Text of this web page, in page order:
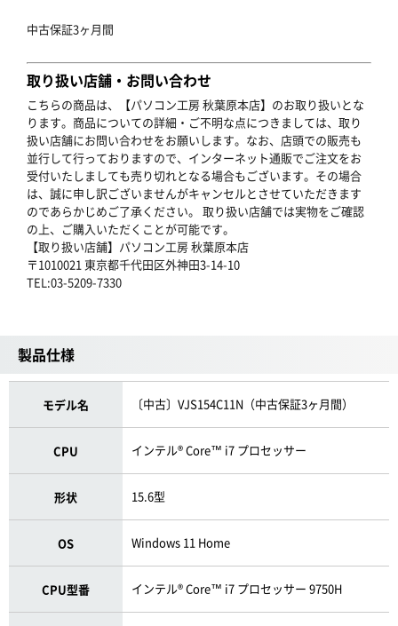
中古保証3ヶ月間
取り扱い店舗・お問い合わせ
こちらの商品は、【パソコン工房 秋葉原本店】のお取り扱いとな
ります。商品についての詳細・ご不明な点につきましては、取り
扱い店舗にお問い合わせをお願いします。なお、店頭での販売も
並行して行っておりますので、インターネット通販でご注文をお
受付いたしましても売り切れとなる場合もございます。その場合
は、誠に申し訳ございませんがキャンセルとさせていただきます
のであらかじめご了承ください。 取り扱い店舗では実物をご確認
の上、ご購入いただくことが可能です。
【取り扱い店舗】パソコン工房 秋葉原本店
〒1010021 東京都千代田区外神田3-14-10
TEL:03-5209-7330
製品仕様
モデル名 〔中古〕VJS154C11N（中古保証3ヶ月間）
CPU インテル® Core™ i7 プロセッサー
形状 15.6型
OS Windows 11 Home
CPU型番 インテル® Core™ i7 プロセッサー 9750H